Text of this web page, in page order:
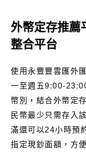
外幣定存推薦
整合平台
使用永豐豐雲匯外
一至週五9:00-
幣別，結合外幣定
民幣最少只需存入
滿還可以24小時預
指定現鈔面額，方